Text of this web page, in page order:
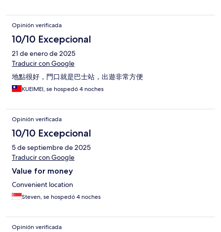
Opinión verificada
10/10 Excepcional
21 de enero de 2025
Traducir con Google
地點很好，門口就是巴士站，出遊非常方便
KUEIMEI, se hospedó 4 noches
Opinión verificada
10/10 Excepcional
5 de septiembre de 2025
Traducir con Google
Value for money
Convenient location
Steven, se hospedó 4 noches
Opinión verificada